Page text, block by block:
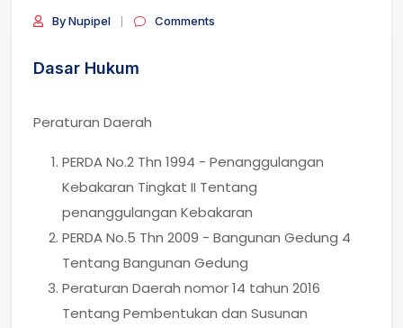
By Nupipel Comments
Dasar Hukum
Peraturan Daerah
PERDA No.2 Thn 1994 - Penanggulangan
Kebakaran Tingkat II Tentang
penanggulangan Kebakaran
PERDA No.5 Thn 2009 - Bangunan Gedung 4
Tentang Bangunan Gedung
Peraturan Daerah nomor 14 tahun 2016
Tentang Pembentukan dan Susunan